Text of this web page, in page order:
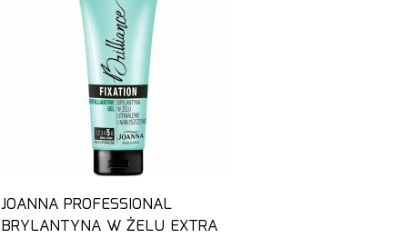
JOANNA PROFESSIONAL
BRYLANTYNA W ŻELU EXTRA